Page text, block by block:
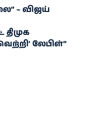
– விஜய்
லேபிள்”